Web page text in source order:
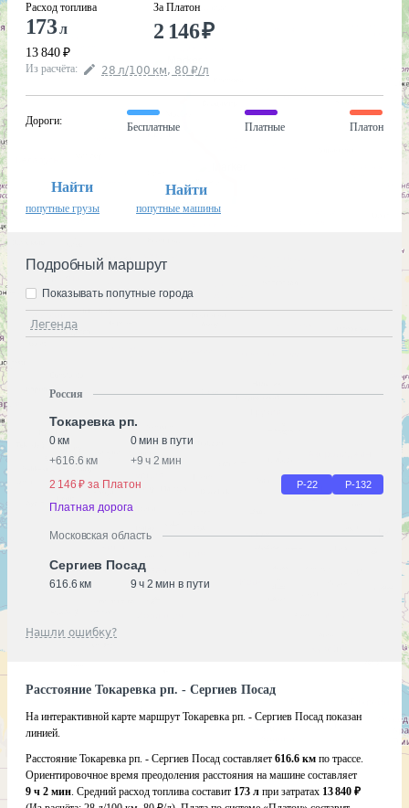
Расход топлива
173л
13 840 ₽
За Платон
2 146₽
Из расчёта: 28 л/100 км, 80 ₽/л
Дороги:
Бесплатные Платные Платон
Найти
попутные грузы
Найти
попутные машины
Подробный маршрут
Легенда
Показывать попутные города
Россия
Токаревка рп.
0 км
0 мин в пути
+616.6 км +9 ч 2 мин
2 146 ₽ за Платон
Р-22 Р-132
Платная дорога
Московская область
Сергиев Посад
616.6 км 9 ч 2 мин в пути
Нашли ошибку?
Расстояние Токаревка рп. - Сергиев Посад
На интерактивной карте маршрут Токаревка рп. - Сергиев Посад показан
линией.
Расстояние Токаревка рп. - Сергиев Посад составляет 616.6 км по трассе.
Ориентировочное время преодоления расстояния на машине составляет
9 ч 2 мин. Средний расход топлива составит 173 л при затратах 13 840 ₽